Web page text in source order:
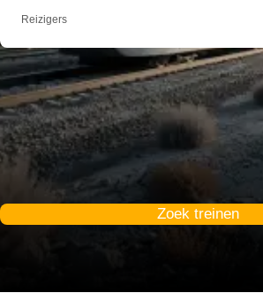
Reizigers
Zoek treinen